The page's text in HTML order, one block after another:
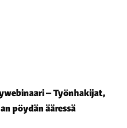
– Työnhakijat,
pöydän ääressä